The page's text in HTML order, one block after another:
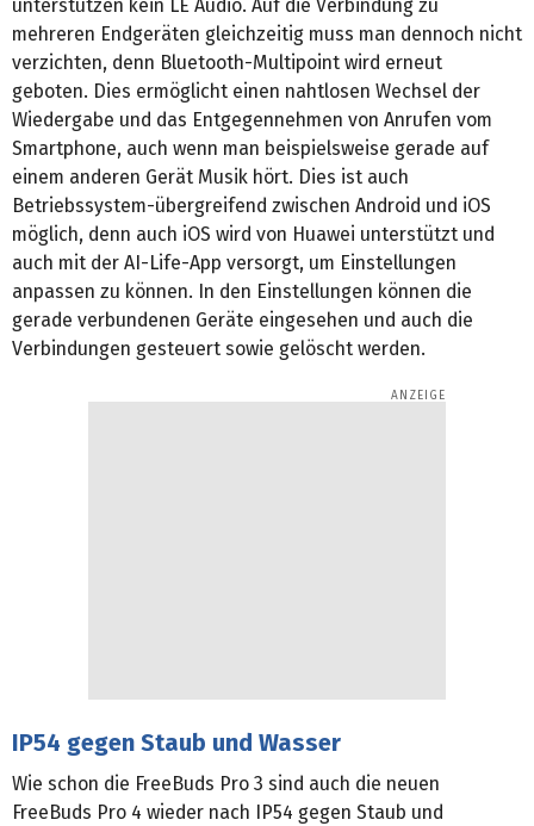
unterstützen kein LE Audio. Auf die Verbindung zu
mehreren Endgeräten gleichzeitig muss man dennoch nicht
verzichten, denn Bluetooth-Multipoint wird erneut
geboten. Dies ermöglicht einen nahtlosen Wechsel der
Wiedergabe und das Entgegennehmen von Anrufen vom
Smartphone, auch wenn man beispielsweise gerade auf
einem anderen Gerät Musik hört. Dies ist auch
Betriebssystem-übergreifend zwischen Android und iOS
möglich, denn auch iOS wird von Huawei unterstützt und
auch mit der AI-Life-App versorgt, um Einstellungen
anpassen zu können. In den Einstellungen können die
gerade verbundenen Geräte eingesehen und auch die
Verbindungen gesteuert sowie gelöscht werden.
IP54 gegen Staub und Wasser
Wie schon die FreeBuds Pro 3 sind auch die neuen
FreeBuds Pro 4 wieder nach IP54 gegen Staub und